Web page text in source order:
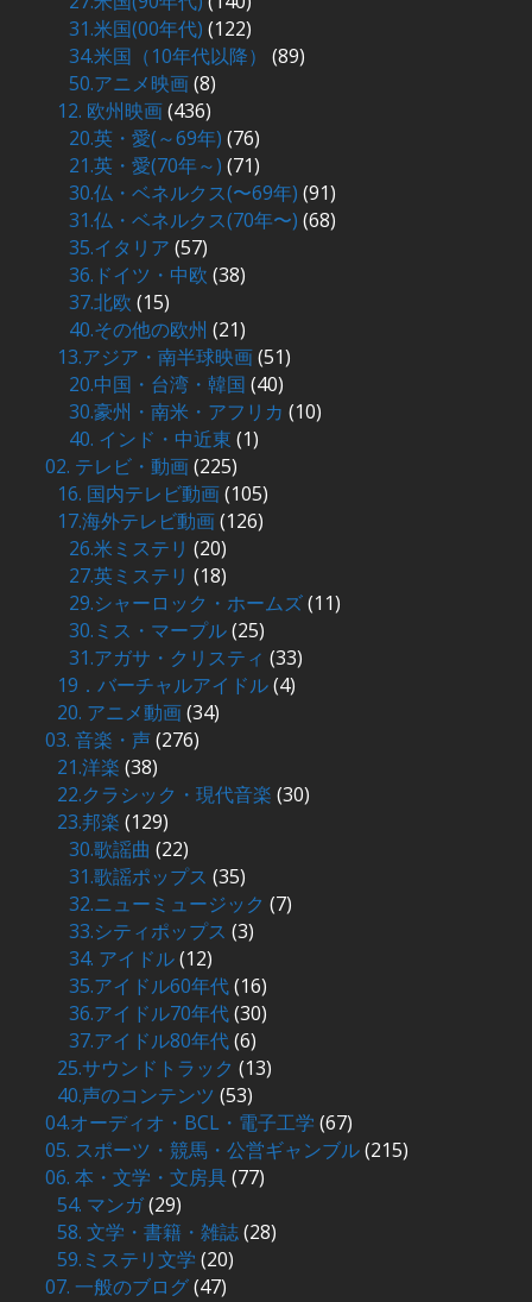
31.米国(00年代) (122)
34.米国（10年代以降）
(89)
50.アニメ映画(8)
12. 欧州映画(436)
20.英・愛(～69年) (76)
21.英・愛(70年～) (71)
30.仏・ベネルクス(〜69年) (91)
31.仏・ベネルクス(70年〜) (68)
35.イタリア (57)
36.ドイツ・中欧 (38)
37.北欧 (15)
40.その他の欧州 (21)
13.アジア・南半球映画(51)
20.中国・台湾・韓国 (40)
30.豪州・南米・アフリカ (10)
40. インド・中近東 (1)
02. テレビ・動画(225)
16. 国内テレビ動画(105)
17.海外テレビ動画(126)
26.米ミステリ (20)
27.英ミステリ (18)
29.シャーロック・ホームズ(11)
30.ミス・マープル(25)
31.アガサ・クリスティ (33)
19．バーチャルアイドル(4)
20. アニメ動画(34)
03. 音楽・声(276)
21.洋楽 (38)
22.クラシック・現代音楽 (30)
23.邦楽 (129)
30.歌謡曲 (22)
31.歌謡ポップス (35)
32.ニューミュージック (7)
33.シティポップス (3)
34. アイドル(12)
35.アイドル60年代(16)
36.アイドル70年代(30)
37.アイドル80年代(6)
25.サウンドトラック (13)
40.声のコンテンツ (53)
04.オーディオ・BCL・電子工学 (67)
05. スポーツ・競馬・公営ギャンブル(215)
06. 本・文学・文房具(77)
54. マンガ(29)
58. 文学・書籍・雑誌(28)
59.ミステリ文学 (20)
07. 一般のブログ(47)